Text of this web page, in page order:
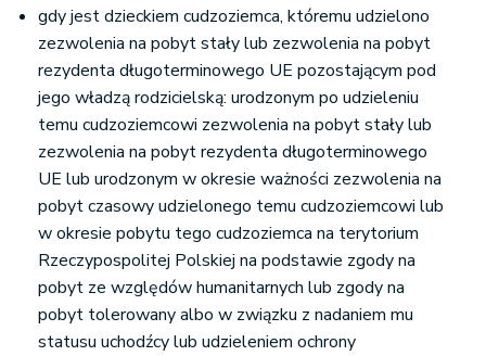
gdy jest dzieckiem cudzoziemca, któremu udzielono
zezwolenia na pobyt stały lub zezwolenia na pobyt
rezydenta długoterminowego UE pozostającym pod
jego władzą rodzicielską: urodzonym po udzieleniu
temu cudzoziemcowi zezwolenia na pobyt stały lub
zezwolenia na pobyt rezydenta długoterminowego
UE lub urodzonym w okresie ważności zezwolenia na
pobyt czasowy udzielonego temu cudzoziemcowi lub
w okresie pobytu tego cudzoziemca na terytorium
Rzeczypospolitej Polskiej na podstawie zgody na
pobyt ze względów humanitarnych lub zgody na
pobyt tolerowany albo w związku z nadaniem mu
statusu uchodźcy lub udzieleniem ochrony